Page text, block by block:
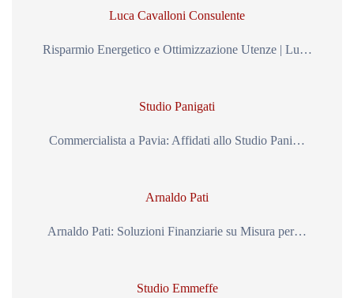
Luca Cavalloni Consulente
Risparmio Energetico e Ottimizzazione Utenze | Lu…
Studio Panigati
Commercialista a Pavia: Affidati allo Studio Pani…
Arnaldo Pati
Arnaldo Pati: Soluzioni Finanziarie su Misura per…
Studio Emmeffe